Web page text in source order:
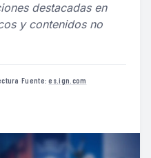
destacadas en
y contenidos no
·Fuente:es.ign.com